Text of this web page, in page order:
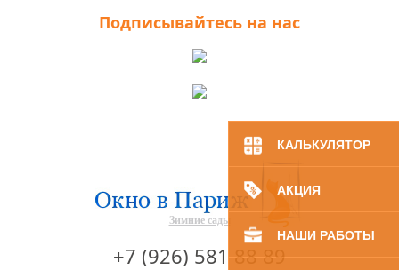
КАЛЬКУЛЯТОР
АКЦИЯ
НАШИ РАБОТЫ
Подписывайтесь на нас
Зимние сады
+7 (926) 581 88 89